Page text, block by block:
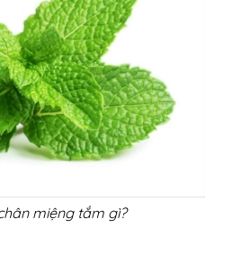
miệng tắm gì?